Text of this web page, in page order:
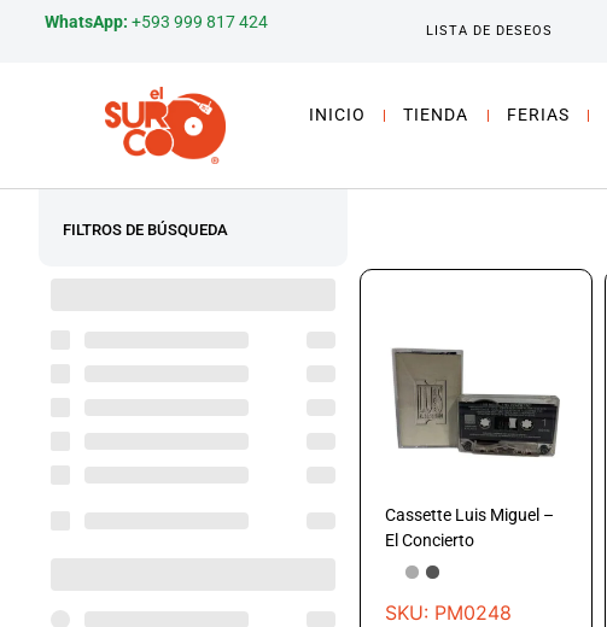
WhatsApp: +593 999 817 424 LISTA DE DESEOS
INICIO TIENDA FERIAS
FILTROS DE BÚSQUEDA
Cassette Luis Miguel –
El Concierto
SKU: PM0248